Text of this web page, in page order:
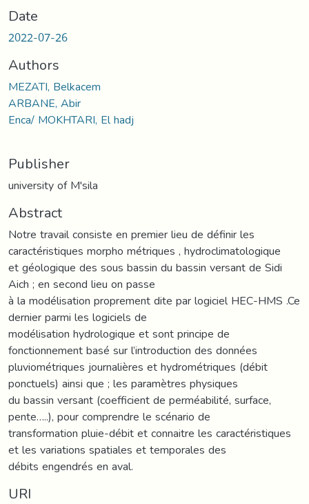
Date
2022-07-26
Authors
MEZATI, Belkacem
ARBANE, Abir
Enca/ MOKHTARI, El hadj
Publisher
university of M'sila
Abstract
Notre travail consiste en premier lieu de définir les
caractéristiques morpho métriques , hydroclimatologique
et géologique des sous bassin du bassin versant de Sidi
Aich ; en second lieu on passe
à la modélisation proprement dite par logiciel HEC-HMS .Ce
dernier parmi les logiciels de
modélisation hydrologique et sont principe de
fonctionnement basé sur l’introduction des données
pluviométriques journalières et hydrométriques (débit
ponctuels) ainsi que ; les paramètres physiques
du bassin versant (coefficient de perméabilité, surface,
pente…..), pour comprendre le scénario de
transformation pluie-débit et connaitre les caractéristiques
et les variations spatiales et temporales des
débits engendrés en aval.
URI